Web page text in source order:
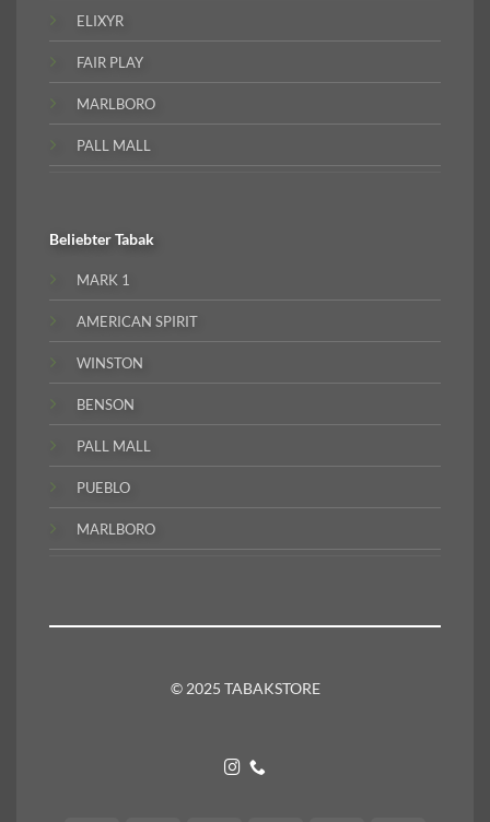
ELIXYR
FAIR PLAY
MARLBORO
PALL MALL
BeliebterTabak
MARK 1
AMERICAN SPIRIT
WINSTON
BENSON
PALL MALL
PUEBLO
MARLBORO
© 2025 TABAKSTORE